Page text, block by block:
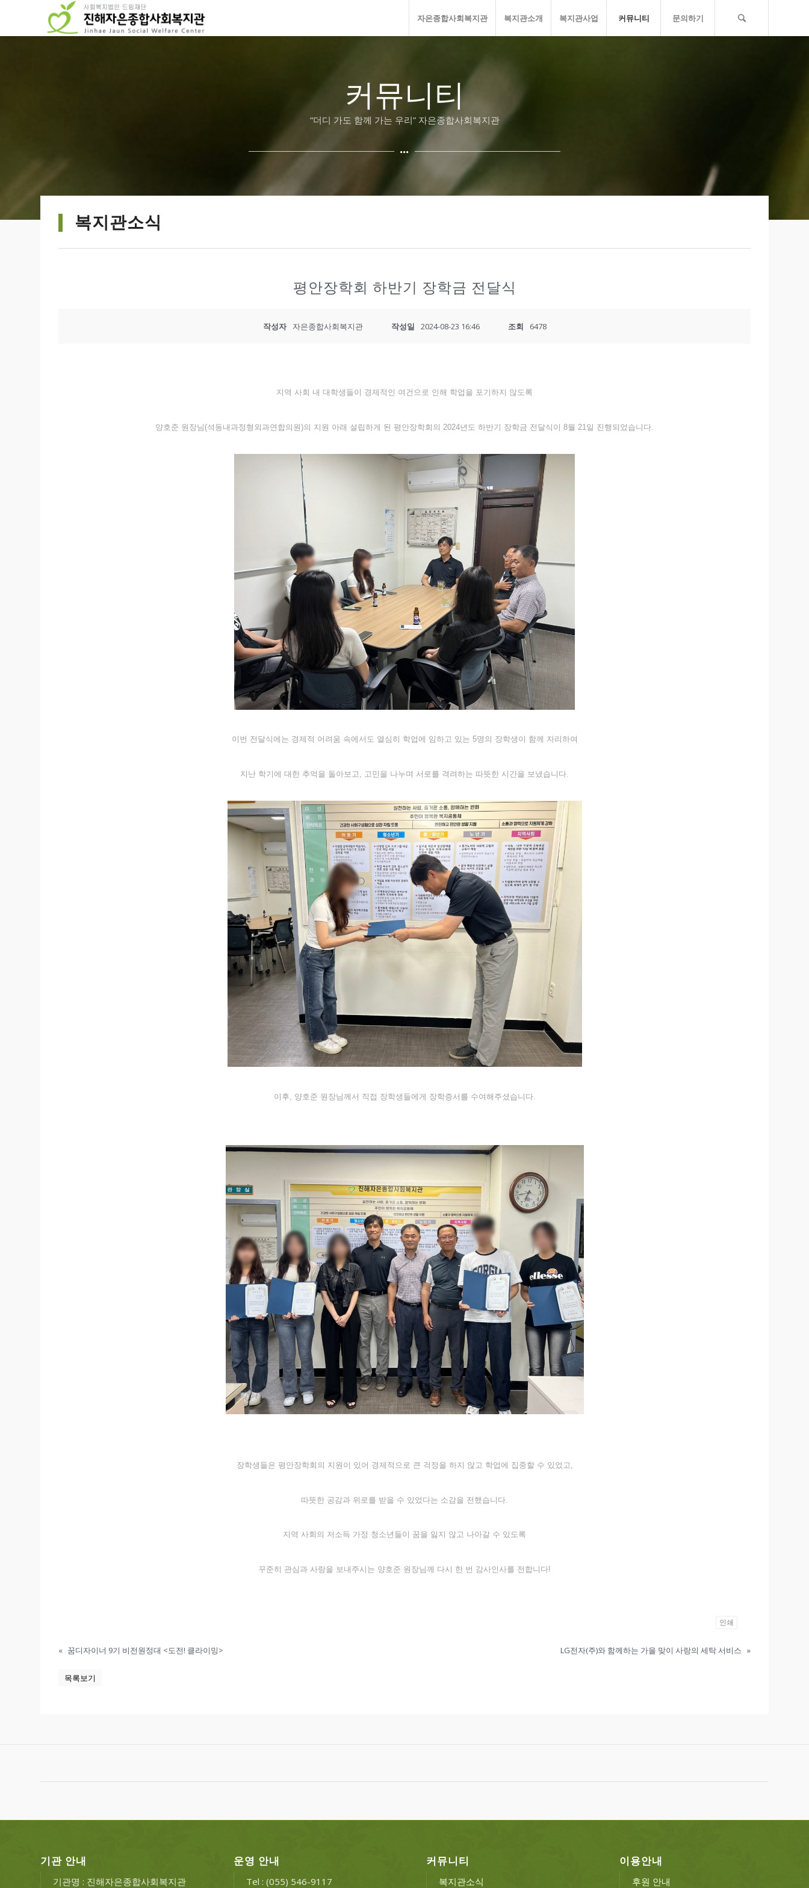
자은종합사회복지관 복지관소개 복지관사업 커뮤니티 문의하기
커뮤니티
“더디 가도 함께 가는 우리” 자은종합사회복지관
복지관소식
평안장학회 하반기 장학금 전달식
작성자 자은종합사회복지관 작성일 2024-08-23 16:46 조회 6478
지역 사회 내 대학생들이 경제적인 여건으로 인해 학업을 포기하지 않도록
양호준 원장님(석동내과정형외과연합의원)의 지원 아래 설립하게 된 평안장학회의 2024년도 하반기 장학금 전달식이 8월 21일 진행되었습니다.
이번 전달식에는 경제적 어려움 속에서도 열심히 학업에 임하고 있는 5명의 장학생이 함께 자리하여
지난 학기에 대한 추억을 돌아보고, 고민을 나누며 서로를 격려하는 따뜻한 시간을 보냈습니다.
이후, 양호준 원장님께서 직접 장학생들에게 장학증서를 수여해주셨습니다.
장학생들은 평안장학회의 지원이 있어 경제적으로 큰 걱정을 하지 않고 학업에 집중할 수 있었고,
따뜻한 공감과 위로를 받을 수 있었다는 소감을 전했습니다.
지역 사회의 저소득 가정 청소년들이 꿈을 잃지 않고 나아갈 수 있도록
꾸준히 관심과 사랑을 보내주시는 양호준 원장님께 다시 한 번 감사인사를 전합니다!
인쇄
« 꿈디자이너 9기 비전원정대 <도전! 클라이밍> LG전자(주)와 함께하는 가을 맞이 사랑의 세탁 서비스 »
목록보기
기관 안내
기관명 : 진해자은종합사회복지관
운영 안내
Tel : (055) 546-9117
커뮤니티
복지관소식
이용안내
후원 안내